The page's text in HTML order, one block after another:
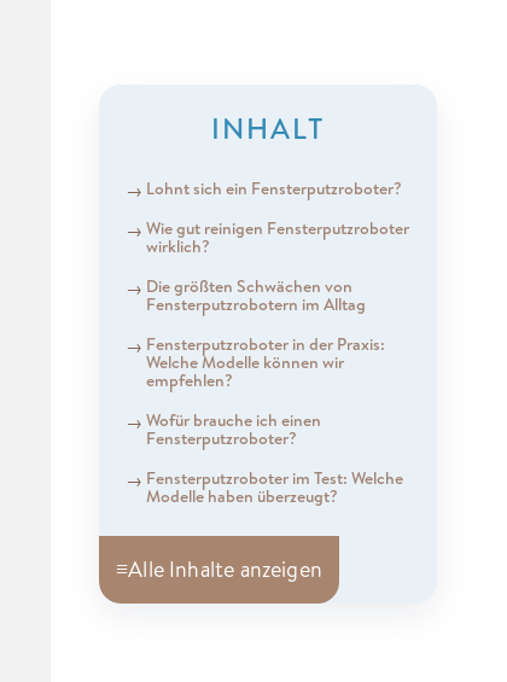
INHALT
Lohnt sich ein Fensterputzroboter?
Wie gut reinigen Fensterputzroboter
wirklich?
Die größten Schwächen von
Fensterputzrobotern im Alltag
Fensterputzroboter in der Praxis:
Welche Modelle können wir
empfehlen?
Wofür brauche ich einen
Fensterputzroboter?
Fensterputzroboter im Test: Welche
Modelle haben überzeugt?
≡Alle Inhalte anzeigen